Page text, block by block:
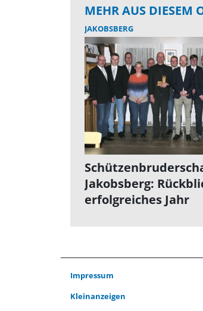
MEHR AUS DIESEM
JAKOBSBERG
Jakobsberg:
erfolgreiches Jahr
Impressum
Kleinanzeigen